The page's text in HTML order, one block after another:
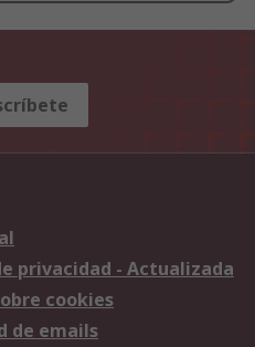
privacidad - Actualizada
cookies
de emails